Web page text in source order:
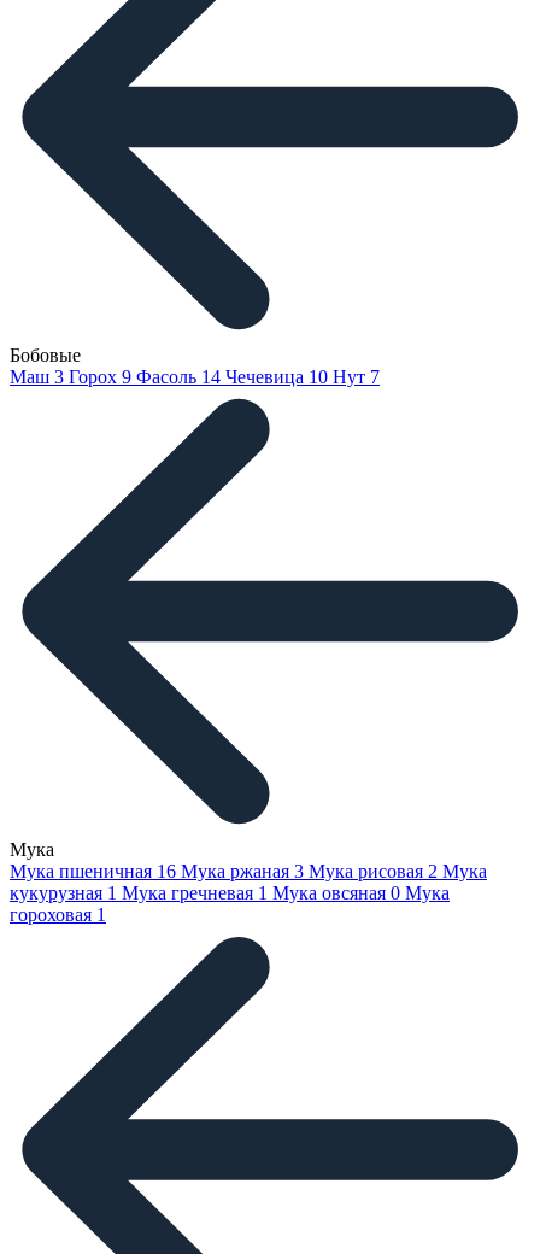
Бобовые
Маш 3 Горох 9 Фасоль 14 Чечевица 10 Нут 7
Мука
Мука пшеничная 16 Мука ржаная 3 Мука рисовая 2 Мука
кукурузная 1 Мука гречневая 1 Мука овсяная 0 Мука
гороховая 1